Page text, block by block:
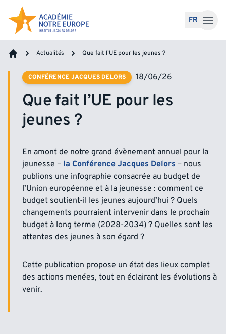
Accéder au contenu
FR
Actualités Que fait l’UE pour les jeunes ?
CONFÉRENCE JACQUES DELORS 18/06/26
Que fait l’UE pour les
jeunes ?
En amont de notre grand évènement annuel pour la
jeunesse – la Conférence Jacques Delors – nous
publions une infographie consacrée au budget de
l’Union européenne et à la jeunesse : comment ce
budget soutient-il les jeunes aujourd’hui ? Quels
changements pourraient intervenir dans le prochain
budget à long terme (2028-2034) ? Quelles sont les
attentes des jeunes à son égard ?
Cette publication propose un état des lieux complet
des actions menées, tout en éclairant les évolutions à
venir.